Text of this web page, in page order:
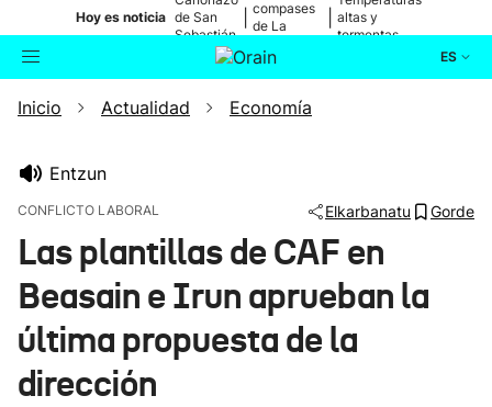
Hoy es noticia de San
Sebastián
compases
de La
altas y
tormentas
ES
Bilatzailea Actualidad
Ikusmiran
Eguraldia
Inicio Actualidad Economía
Entzun
CONFLICTO LABORAL Elkarbanatu Gorde
Las plantillas de CAF en
Beasain e Irun aprueban la
última propuesta de la
dirección